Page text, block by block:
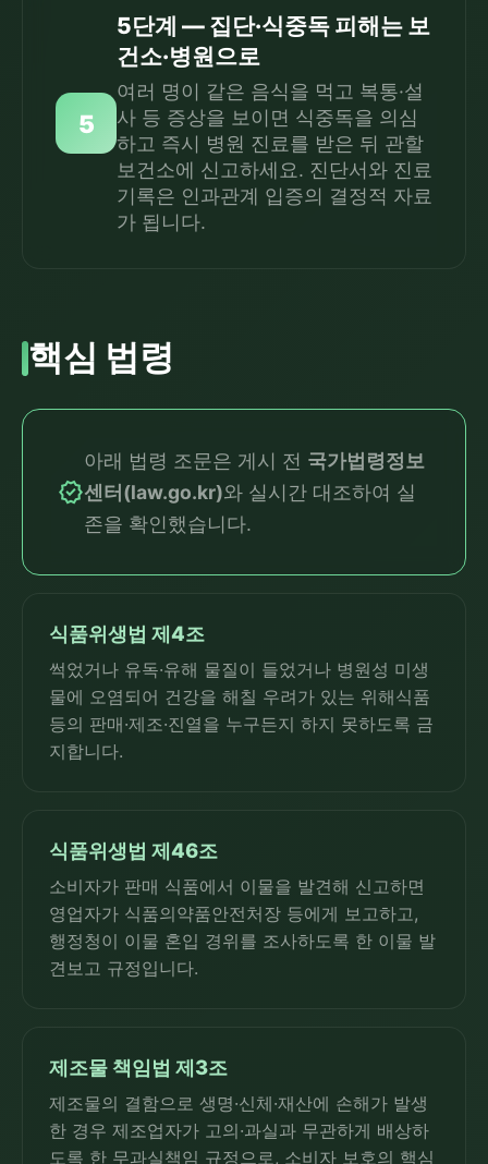
5
5단계 — 집단·식중독 피해는 보
건소·병원으로
여러 명이 같은 음식을 먹고 복통·설
사 등 증상을 보이면 식중독을 의심
하고 즉시 병원 진료를 받은 뒤 관할
보건소에 신고하세요. 진단서와 진료
기록은 인과관계 입증의 결정적 자료
가 됩니다.
핵심 법령
verified
아래 법령 조문은 게시 전 국가법령정보
센터(law.go.kr)와 실시간 대조하여 실
존을 확인했습니다.
식품위생법 제4조
썩었거나 유독·유해 물질이 들었거나 병원성 미생
물에 오염되어 건강을 해칠 우려가 있는 위해식품
등의 판매·제조·진열을 누구든지 하지 못하도록 금
지합니다.
식품위생법 제46조
소비자가 판매 식품에서 이물을 발견해 신고하면
영업자가 식품의약품안전처장 등에게 보고하고,
행정청이 이물 혼입 경위를 조사하도록 한 이물 발
견보고 규정입니다.
제조물 책임법 제3조
제조물의 결함으로 생명·신체·재산에 손해가 발생
한 경우 제조업자가 고의·과실과 무관하게 배상하
도록 한 무과실책임 규정으로, 소비자 보호의 핵심